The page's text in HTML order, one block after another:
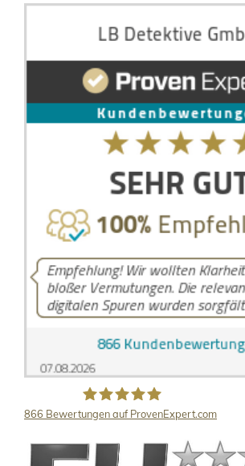
LB Detektive GmbH
866 Bewertungen auf ProvenExpert.com